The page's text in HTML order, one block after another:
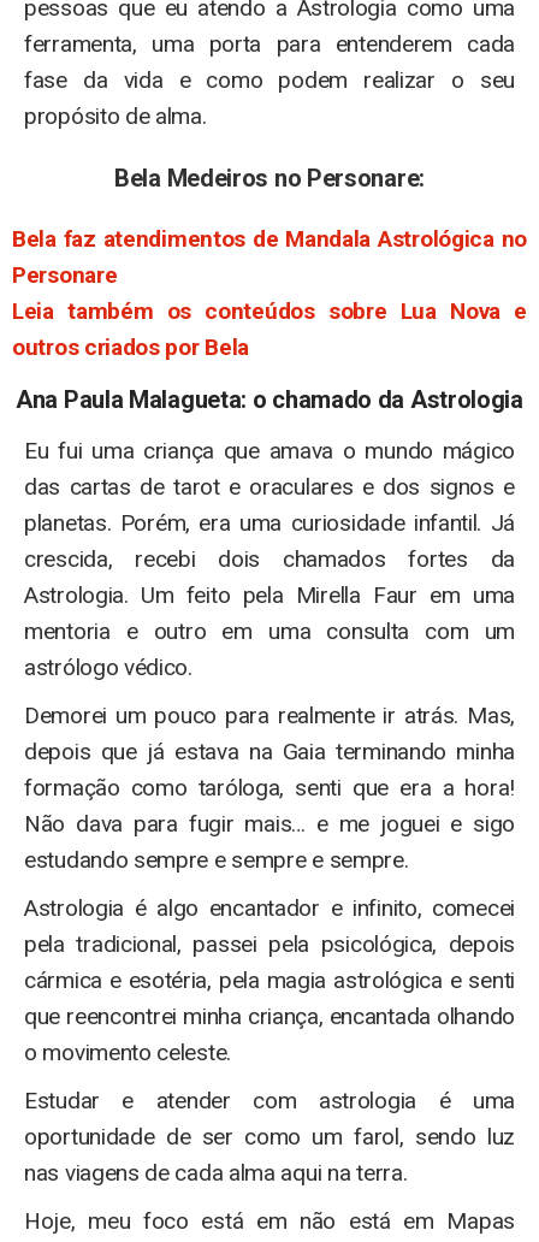
pessoas que eu atendo a Astrologia como uma
ferramenta, uma porta para entenderem cada
fase da vida e como podem realizar o seu
propósito de alma.
Bela Medeiros no Personare:
Bela faz atendimentos de Mandala Astrológica no
Personare
Leia também os conteúdos sobre Lua Nova e
outros criados por Bela
Ana Paula Malagueta: o chamado da Astrologia
Eu fui uma criança que amava o mundo mágico
das cartas de tarot e oraculares e dos signos e
planetas. Porém, era uma curiosidade infantil. Já
crescida, recebi dois chamados fortes da
Astrologia. Um feito pela Mirella Faur em uma
mentoria e outro em uma consulta com um
astrólogo védico.
Demorei um pouco para realmente ir atrás. Mas,
depois que já estava na Gaia terminando minha
formação como taróloga, senti que era a hora!
Não dava para fugir mais… e me joguei e sigo
estudando sempre e sempre e sempre.
Astrologia é algo encantador e infinito, comecei
pela tradicional, passei pela psicológica, depois
cármica e esotéria, pela magia astrológica e senti
que reencontrei minha criança, encantada olhando
o movimento celeste.
Estudar e atender com astrologia é uma
oportunidade de ser como um farol, sendo luz
nas viagens de cada alma aqui na terra.
Hoje, meu foco está em não está em Mapas